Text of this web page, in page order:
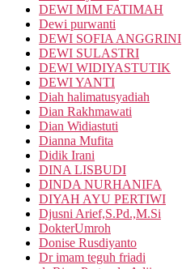
DEWI MIM FATIMAH
Dewi purwanti
DEWI SOFIA ANGGRINI
DEWI SULASTRI
DEWI WIDIYASTUTIK
DEWI YANTI
Diah halimatusyadiah
Dian Rakhmawati
Dian Widiastuti
Dianna Mufita
Didik Irani
DINA LISBUDI
DINDA NURHANIFA
DIYAH AYU PERTIWI
Djusni Arief,S.Pd.,M.Si
DokterUmroh
Donise Rusdiyanto
Dr imam teguh friadi